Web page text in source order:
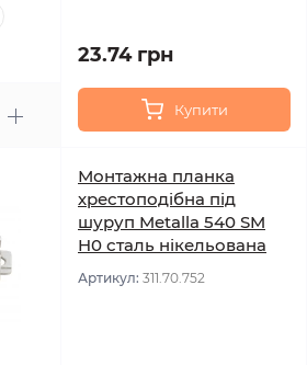
23.74 грн
Купити
Монтажна планка
хрестоподібна під
шуруп Metalla 540 SM
H0 сталь нікельована
Артикул: 311.70.752